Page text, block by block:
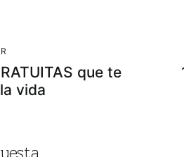
que te
vida